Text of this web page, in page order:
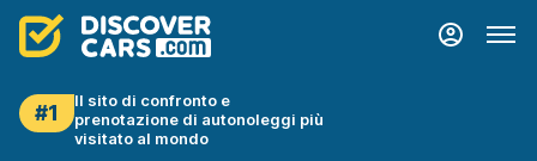
#1
Il sito di confronto e
prenotazione di autonoleggi più
visitato al mondo